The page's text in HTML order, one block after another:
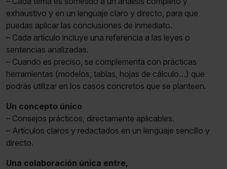
exhaustivo y en un lenguaje claro y directo, para que
puedas aplicar las conclusiones de inmediato.
– Cada artículo incluye una referencia a las leyes o
sentencias analizadas.
– Cuando es preciso, se complementa con prácticas
herramientas (modelos, tablas, hojas de cálculo…) que
podrás utilizar en los casos concretos que se planteen.
Un concepto único
– Consejos prácticos, directamente aplicables.
– Artículos claros y redactados en un lenguaje sencillo y
directo.
Una colaboración única entre,